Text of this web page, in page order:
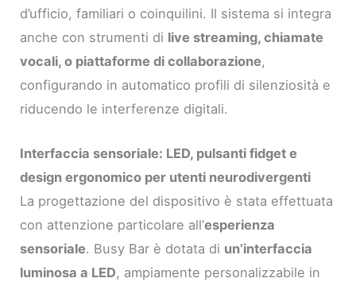
d’ufficio, familiari o coinquilini. Il sistema si integra
anche con strumenti di live streaming, chiamate
vocali, o piattaforme di collaborazione,
configurando in automatico profili di silenziosità e
riducendo le interferenze digitali.
Interfaccia sensoriale: LED, pulsanti fidget e
design ergonomico per utenti neurodivergenti
La progettazione del dispositivo è stata effettuata
con attenzione particolare all’esperienza
sensoriale. Busy Bar è dotata di un’interfaccia
luminosa a LED, ampiamente personalizzabile in